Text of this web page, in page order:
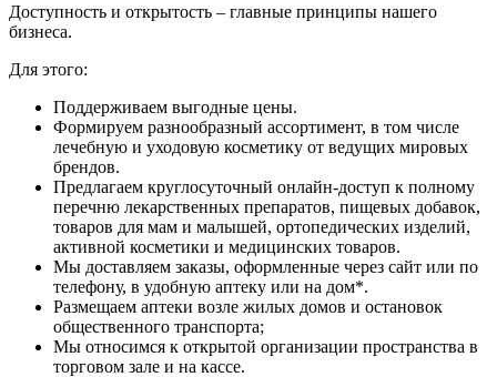
Доступность и открытость – главные принципы нашего
бизнеса.
Для этого:
Поддерживаем выгодные цены.
Формируем разнообразный ассортимент, в том числе
лечебную и уходовую косметику от ведущих мировых
брендов.
Предлагаем круглосуточный онлайн-доступ к полному
перечню лекарственных препаратов, пищевых добавок,
товаров для мам и малышей, ортопедических изделий,
активной косметики и медицинских товаров.
Мы доставляем заказы, оформленные через сайт или по
телефону, в удобную аптеку или на дом*.
Размещаем аптеки возле жилых домов и остановок
общественного транспорта;
Мы относимся к открытой организации пространства в
торговом зале и на кассе.